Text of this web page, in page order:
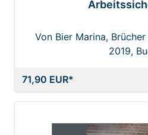
Von Bier Marina,
Anke
2019,
71,90 EUR